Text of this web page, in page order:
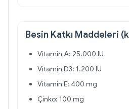
Besin Katkı Maddeleri
Vitamin A: 25.000 IU
Vitamin D3: 1.200 IU
Vitamin E: 400 mg
Çinko: 100 mg